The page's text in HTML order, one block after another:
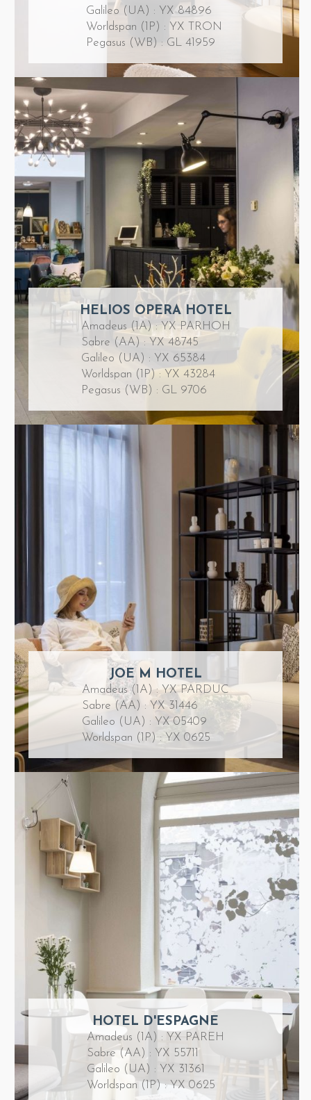
Galileo (UA) : YX 84896
Worldspan (1P) : YX TRON
Pegasus (WB) : GL 41959
HELIOS OPERA HOTEL
Amadeus (1A) : YX PARHOH
Sabre (AA) : YX 48745
Galileo (UA) : YX 65384
Worldspan (1P) : YX 43284
Pegasus (WB) : GL 9706
JOE M HOTEL
Amadeus (1A) : YX PARDUC
Sabre (AA) : YX 31446
Galileo (UA) : YX 05409
Worldspan (1P) : YX 0625
HOTEL D'ESPAGNE
Amadeus (1A) : YX PAREH
Sabre (AA) : YX 55711
Galileo (UA) : YX 31361
Worldspan (1P) : YX 0625